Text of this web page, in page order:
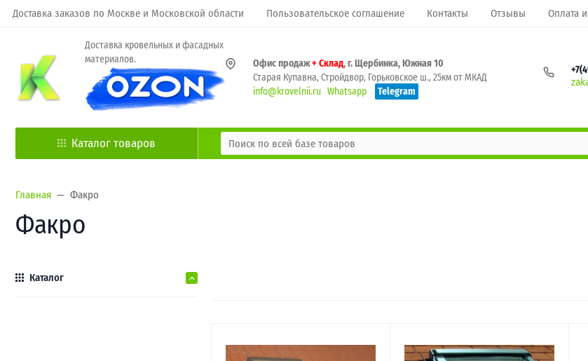
Доставка заказов по Москве и Московской области Пользовательское соглашение Контакты Отзывы Оплата
Доставка кровельных и фасадных
материалов.
Офис продаж+ Склад, г. Щербинка, Южная 10
Старая Купавна, Стройдвор, Горьковское ш., 25км от МКАД
info@krovelnii.ru Whatsapp Telegram
Каталог товаров
Главная Факро
Факро
Каталог